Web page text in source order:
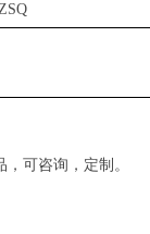
可咨询，定制。